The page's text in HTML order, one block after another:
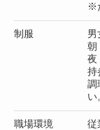
※
制服
男
持
調
い
職場環境
従